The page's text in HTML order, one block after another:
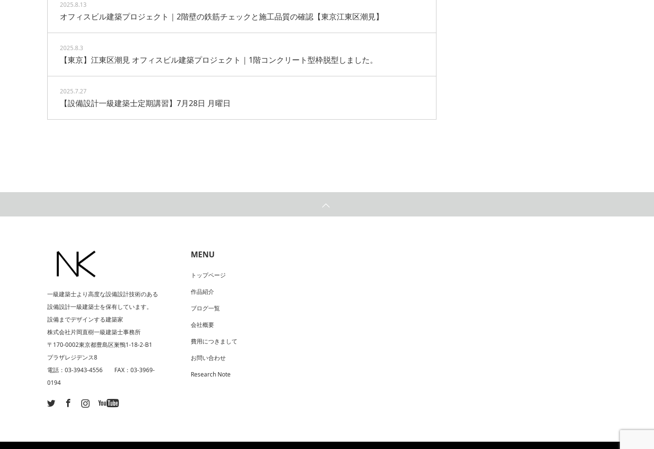
2025.8.13
オフィスビル建築プロジェクト｜2階壁の鉄筋チェックと施工品質の確認【東京江東区潮見】
2025.8.3
【東京】江東区潮見 オフィスビル建築プロジェクト｜1階コンクリート型枠脱型しました。
2025.7.27
【設備設計一級建築士定期講習】7月28日 月曜日
MENU
トップページ
作品紹介
ブログ一覧
会社概要
費用につきまして
お問い合わせ
Research Note
一級建築士より高度な設備設計技術のある
設備設計一級建築士を保有しています。
設備までデザインする建築家
株式会社片岡直樹一級建築士事務所
〒170-0002東京都豊島区巣鴨1-18-2-B1
プラザレジデンス8
電話：03-3943-4556 FAX：03-3969-
0194